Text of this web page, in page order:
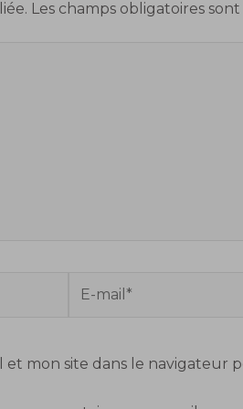
Les champs obligatoires
mail*
et mon site dans le navigateur